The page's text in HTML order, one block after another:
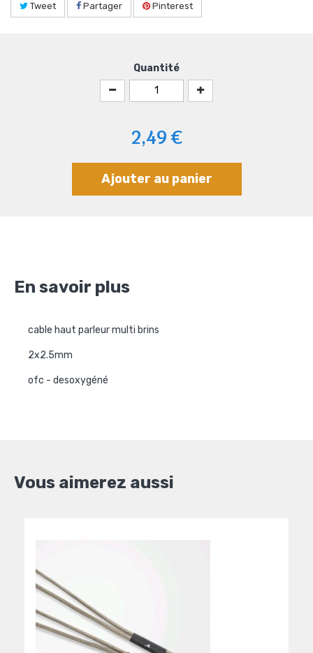
Tweet Partager Pinterest
Quantité
2,49 €
Ajouter au panier
En savoir plus
cable haut parleur multi brins
2x2.5mm
ofc - desoxygéné
Vous aimerez aussi